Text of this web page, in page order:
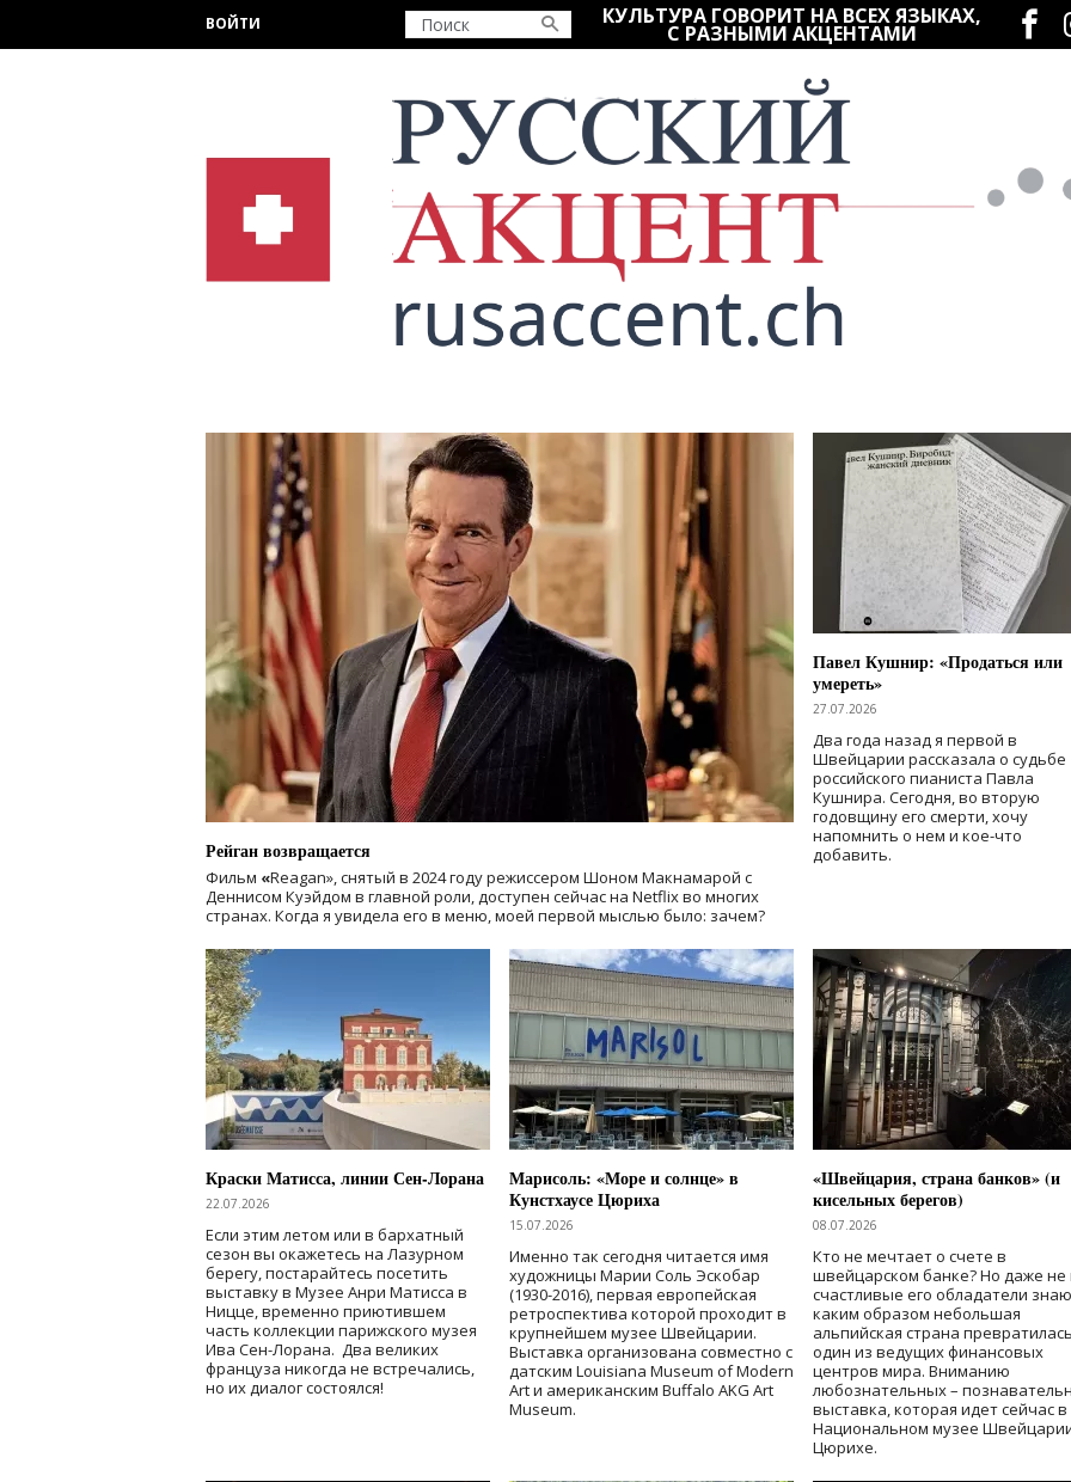
ВОЙТИ КУЛЬТУРА ГОВОРИТ НА ВСЕХ ЯЗЫКАХ,
С РАЗНЫМИ АКЦЕНТАМИ
Рейган возвращается
Фильм «Reagan», снятый в 2024 годурежиссером Шоном Макнамарой с
Деннисом Куэйдом в главной роли, доступен сейчас на Netflix во многих
странах. Когда я увидела его в меню, моей первой мыслью было: зачем?
Павел Кушнир: «Продаться или
умереть»
27.07.2026
Два года назад я первой в
Швейцарии рассказала о судьбе
российского пианиста Павла
Кушнира. Сегодня, во вторую
годовщину его смерти, хочу
напомнить о нем и кое-что
добавить.
Краски Матисса, линии Сен-Лорана
22.07.2026
Если этим летом или в бархатный
сезон вы окажетесь на Лазурном
берегу, постарайтесь посетить
выставку в Музее Анри Матисса в
Ницце, временно приютившем
часть коллекции парижского музея
Ива Сен-Лорана. Два великих
француза никогда не встречались,
но их диалог состоялся!
Марисоль: «Море и солнце» в
Кунстхаусе Цюриха
15.07.2026
Именно так сегодня читается имя
художницы Марии Соль Эскобар
(1930-2016), первая европейская
ретроспектива которой проходит в
крупнейшем музее Швейцарии.
Выставка организована совместно с
датским Louisiana Museum of Modern
Art и американским Buffalo AKG Art
Museum.
«Швейцария, страна банков» (и
кисельных берегов)
08.07.2026
Кто не мечтает о счете в
швейцарском банке? Но даже не
счастливые его обладатели
каким образом небольшая
альпийская страна
один из ведущих финансовых
центров мира. Вниманию
любознательных –
выставка, которая идет сейчас в
Национальном музее
Цюрихе.